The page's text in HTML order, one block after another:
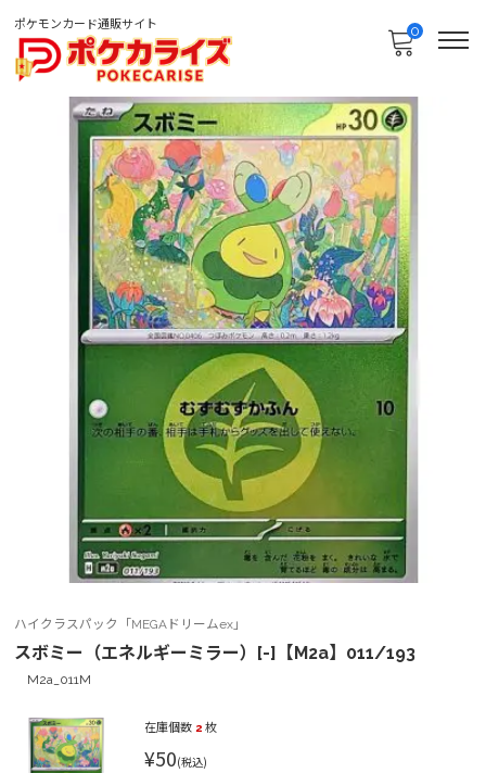
ポケモンカード通販サイト 0
ハイクラスパック「MEGAドリームex」
スボミー（エネルギーミラー）[-]【M2a】011/193
M2a_011M
在庫個数 2 枚
¥50(税込)